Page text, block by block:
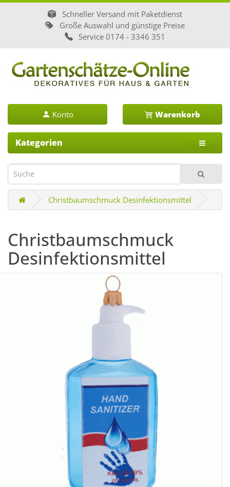
Schneller Versand mit Paketdienst
Große Auswahl und günstige Preise
Service0174 - 3346 351
Konto Warenkorb
Kategorien
Christbaumschmuck Desinfektionsmittel
Christbaumschmuck
Desinfektionsmittel